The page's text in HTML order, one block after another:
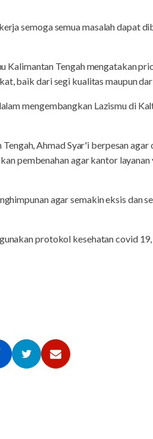
semoga semua masalah dapat
Kalimantan Tengah mengatakan
baik dari segi kualitas maupun
mengembangkan Lazismu di
Ahmad Syar'i berpesan agar
pembenahan agar kantor layanan
agar semakin eksis dan
protokol kesehatan covid